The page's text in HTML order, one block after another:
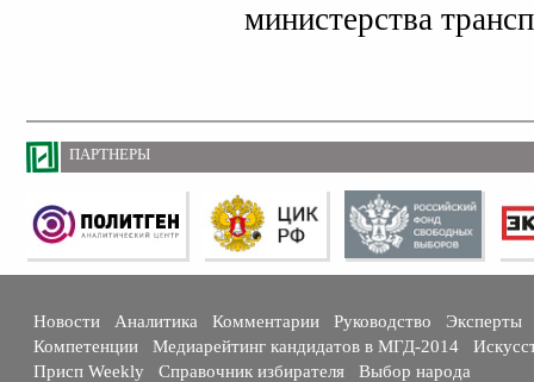
министерства
ПАРТНЕРЫ
Новости Аналитика Комментарии Руководство
Эксперты
Компетенции
Медиарейтинг кандидатов в МГД-2014
Присп Weekly
Справочник избирателя
Выбор народа